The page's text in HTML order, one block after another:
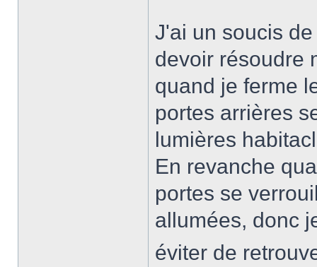
J'ai un soucis
devoir résoudre
quand je ferme
portes arrières
lumières
En revanche
portes se
allumées, donc
éviter de